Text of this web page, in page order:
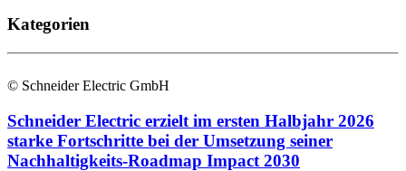
Kategorien
© Schneider Electric GmbH
Schneider Electric erzielt im ersten Halbjahr 2026
starke Fortschritte bei der Umsetzung seiner
Nachhaltigkeits-Roadmap Impact 2030